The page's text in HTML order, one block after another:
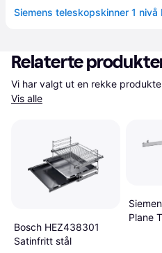
Siemens teleskopskinner 1
Relaterte
Vis alle
Bosch HEZ438301
Satinfritt stål
Plane